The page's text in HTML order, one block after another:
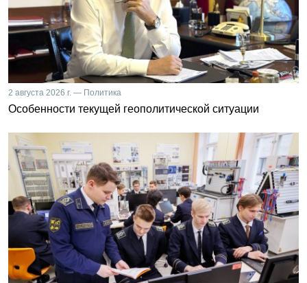
2 августа 2026 г. — Политика
Особенности текущей геополитической ситуации